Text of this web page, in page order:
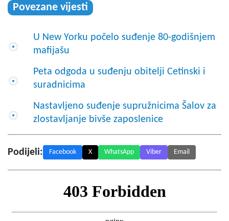
Povezane vijesti
U New Yorku počelo suđenje 80-godišnjem
mafijašu
Peta odgoda u suđenju obitelji Cetinski i
suradnicima
Nastavljeno suđenje supružnicima Šalov za
zlostavljanje bivše zaposlenice
Podijeli: Facebook X WhatsApp Viber Email